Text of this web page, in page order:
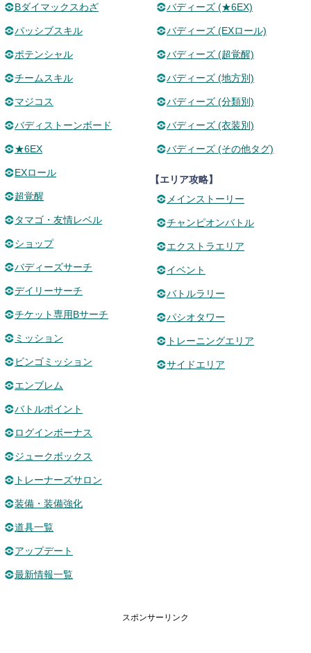
Bダイマックスわざ
パッシブスキル
ポテンシャル
チームスキル
マジコス
バディストーンボード
★6EX
EXロール
超覚醒
タマゴ・友情レベル
ショップ
バディーズサーチ
デイリーサーチ
チケット専用Bサーチ
ミッション
ビンゴミッション
エンブレム
バトルポイント
ログインボーナス
ジュークボックス
トレーナーズサロン
装備・装備強化
道具一覧
アップデート
最新情報一覧
バディーズ (★6EX)
バディーズ (EXロール)
バディーズ (超覚醒)
バディーズ (地方別)
バディーズ (分類別)
バディーズ (衣装別)
バディーズ (その他タグ)
【エリア攻略】
メインストーリー
チャンピオンバトル
エクストラエリア
イベント
バトルラリー
パシオタワー
トレーニングエリア
サイドエリア
スポンサーリンク